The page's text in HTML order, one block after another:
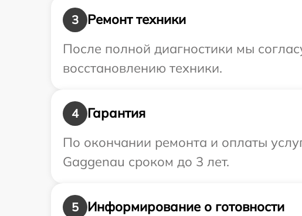
3
Ремонт техники
После полной диагностики мы
восстановлению техники.
4
Гарантия
По окончании ремонта и оплаты
Gaggenau сроком до 3 лет.
5
Информирование о готовности